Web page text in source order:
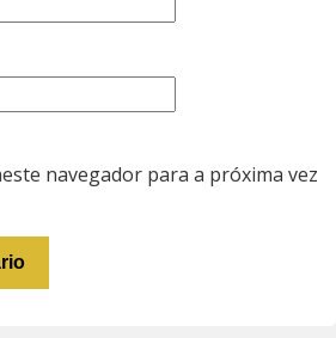
navegador para a próxima vez